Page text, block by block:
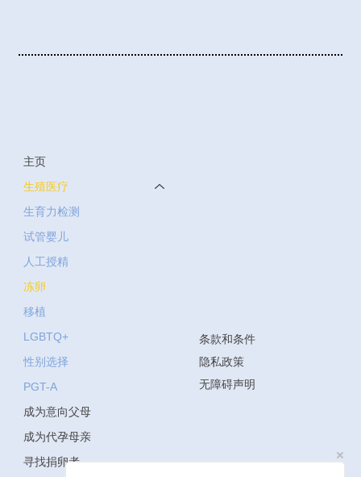
主页
生殖医疗
生育力检测
试管婴儿
人工授精
冻卵
移植
LGBTQ+
性别选择
PGT-A
成为意向父母
成为代孕母亲
寻找捐卵者
条款和条件
隐私政策
无障碍声明